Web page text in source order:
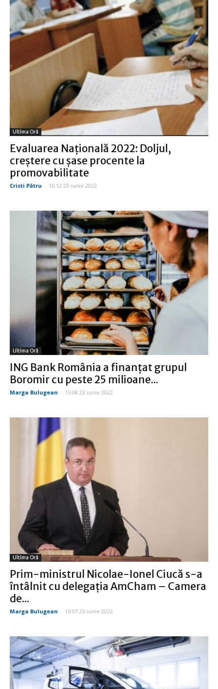
Ultima Oră
Evaluarea Naţională 2022: Doljul,
creştere cu şase procente la
promovabilitate
Cristi Pătru - 16:12 23 iunie 2022
Ultima Oră
ING Bank România a finanțat grupul
Boromir cu peste 25 milioane...
Marga Bulugean - 15:08 23 iunie 2022
Ultima Oră
Prim-ministrul Nicolae-Ionel Ciucă s-a
întâlnit cu delegația AmCham – Camera
de...
Marga Bulugean - 15:07 23 iunie 2022